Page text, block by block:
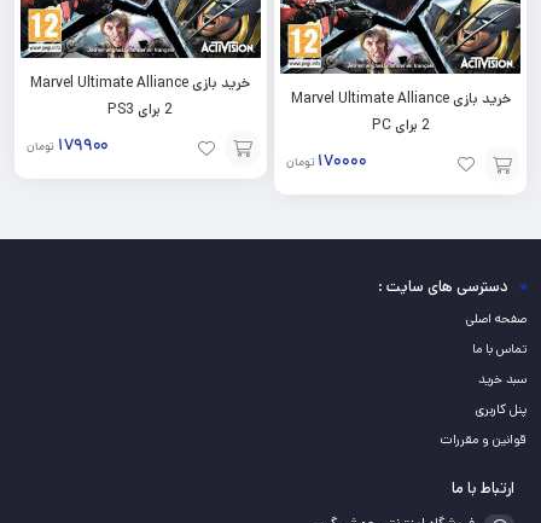
خرید بازی Marvel Ultimate Alliance
2 برای PC
۱۷۰۰۰۰ تومان
افزودن
به
خرید بازی Marvel Ultimate Alliance
2 برای PS3
۱۷۹۹۰۰ تومان
افزودن
دسترسی های سایت :
صفحه اصلی
تماس با ما
سبد خرید
پنل کاربری
قوانین و مقررات
ارتباط با ما